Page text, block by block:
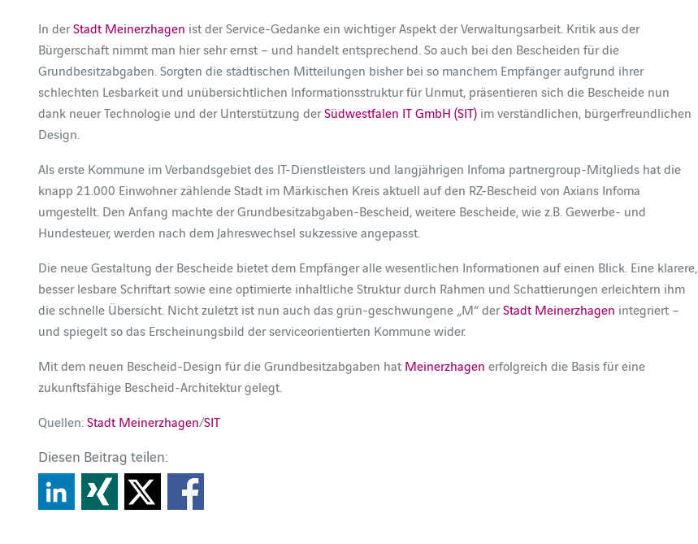
In derStadt Meinerzhagen ist der Service-Gedanke ein wichtiger Aspekt der Verwaltungsarbeit. Kritik aus der
Bürgerschaft nimmt man hier sehr ernst – und handelt entsprechend. So auch bei den Bescheiden für die
Grundbesitzabgaben. Sorgten die städtischen Mitteilungen bisher bei so manchem Empfänger aufgrund ihrer
schlechten Lesbarkeit und unübersichtlichen Informationsstruktur für Unmut, präsentieren sich die Bescheide nun
dank neuer Technologie und der Unterstützung derSüdwestfalen IT GmbH (SIT) im verständlichen, bürgerfreundlichen
Design.
Als erste Kommune im Verbandsgebiet des IT-Dienstleisters und langjährigen Infoma partnergroup-Mitglieds hat die
knapp 21.000 Einwohner zählende Stadt im Märkischen Kreis aktuell auf den RZ-Bescheid von Axians Infoma
umgestellt. Den Anfang machte der Grundbesitzabgaben-Bescheid, weitere Bescheide, wie z.B. Gewerbe- und
Hundesteuer, werden nach dem Jahreswechsel sukzessive angepasst.
Die neue Gestaltung der Bescheide bietet dem Empfänger alle wesentlichen Informationen auf einen Blick. Eine klarere,
besser lesbare Schriftart sowie eine optimierte inhaltliche Struktur durch Rahmen und Schattierungen erleichtern ihm
die schnelle Übersicht. Nicht zuletzt ist nun auch das grün-geschwungene „M“ derStadt Meinerzhagen integriert –
und spiegelt so das Erscheinungsbild der serviceorientierten Kommune wider.
Mit dem neuen Bescheid-Design für die Grundbesitzabgaben hat Meinerzhagen erfolgreich die Basis für eine
zukunftsfähige Bescheid-Architektur gelegt.
Quellen:Stadt Meinerzhagen/SIT
Diesen Beitrag teilen: